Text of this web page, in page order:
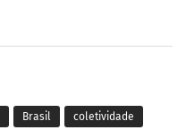
Brasil coletividade